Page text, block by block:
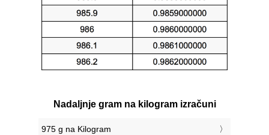
Nadaljnje gram na kilogram izračuni
975 g na Kilogram